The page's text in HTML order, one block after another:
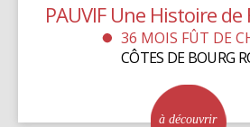
PAUVIF Une Histoire
36 MOIS FÛT DE
CÔTES DE BOURG
à découvrir